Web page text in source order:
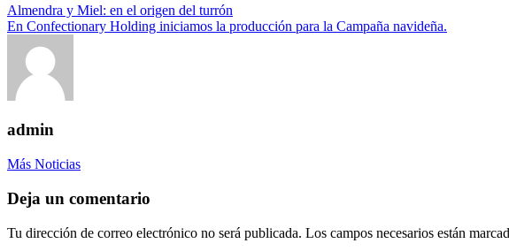
Almendra y Miel: en el origen del turrón
En Confectionary Holding iniciamos la producción para la Campaña navideña.
admin
Más Noticias
Deja un comentario
Tu dirección de correo electrónico no será publicada. Los campos necesarios están